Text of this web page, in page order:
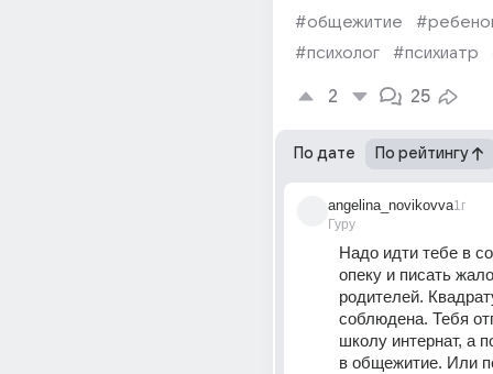
#общежитие
#психолог
#психиатр
2 25
По дате По рейтингу
angelina_novikovva
Гуру
1г
Надо идти тебе в
опеку и писать
родителей.
соблюдена. Тебя
школу интернат, а
в общежитие. Или